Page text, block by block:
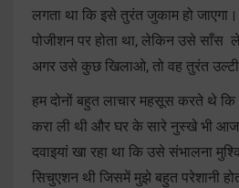
लगता था कि इसे तुरंत जुकाम हो
पोजीशन पर होता था, लेकिन उसे साँस
अगर उसे कुछ खिलाओ, तो वह तुरंत
हम दोनों बहुत लाचार महसूस करते थे
करा ली थी और घर के सारे नुस्खे भी
दवाइयां खा रहा था कि उसे संभालना
सिचुएशन थी जिसमें मुझे बहुत परेशानी